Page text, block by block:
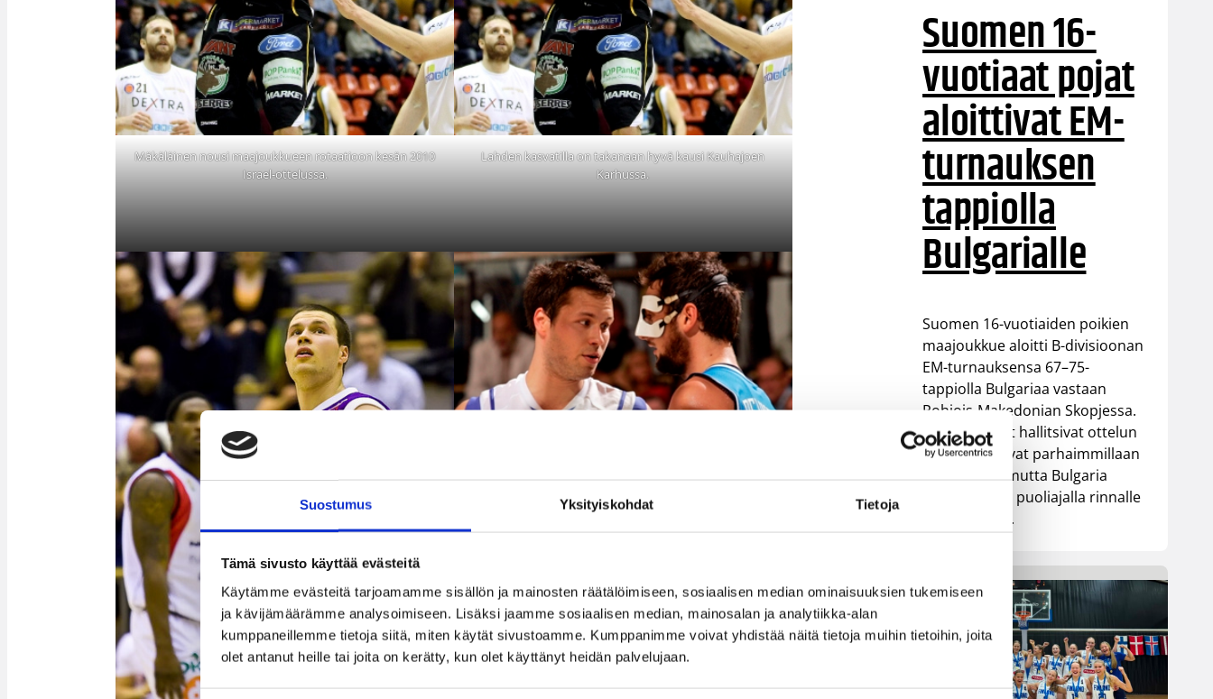
Suostumus Yksityiskohdat Tietoja
Tämä sivusto käyttää evästeitä
Käytämme evästeitä tarjoamamme sisällön ja mainosten räätälöimiseen, sosiaalisen median ominaisuuksien tukemiseen
ja kävijämäärämme analysoimiseen. Lisäksi jaamme sosiaalisen median, mainosalan ja analytiikka-alan
kumppaneillemme tietoja siitä, miten käytät sivustoamme. Kumppanimme voivat yhdistää näitä tietoja muihin tietoihin, joita
olet antanut heille tai joita on kerätty, kun olet käyttänyt heidän palvelujaan.
Mäkäläinen nousi maajoukkueen rotaatioon kesän 2010
Israel-ottelussa.
Lahden kasvatilla on takanaan hyvä kausi Kauhajoen
Karhussa.
Tässä kuvassa Mäkäläisen pelityyliä ihastelee Italian NBA-
mies Marco Belinelli. Kuvat: Tomi Kaminen, Francois
Suomen 16-
vuotiaat pojat
aloittivat EM-
turnauksen
tappiolla
Bulgarialle
Suomen 16-vuotiaiden poikien
maajoukkue aloitti B-divisioonan
EM-turnauksensa 67–75-
tappiolla Bulgariaa vastaan
Pohjois-Makedonian Skopjessa.
Sudenpennut hallitsivat ottelun
alkua ja johtivat parhaimmillaan
13 pisteellä, mutta Bulgaria
nousi toisella puoliajalla rinnalle
ja lopulta ohi.